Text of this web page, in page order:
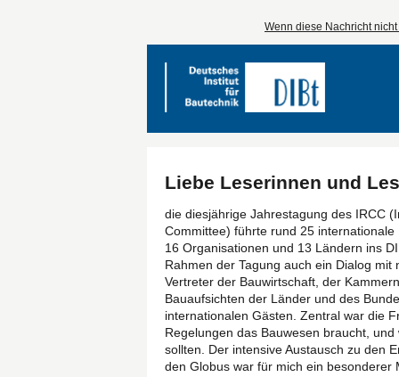
Wenn diese Nachricht
Liebe Leserinnen und
die diesjährige Jahrestagung des IRCC
Committee) führte rund 25
16 Organisationen und 13 Ländern ins
Rahmen der Tagung auch ein Dialog
Vertreter der Bauwirtschaft, der
Bauaufsichten der Länder und des
internationalen Gästen. Zentral war die
Regelungen das Bauwesen braucht,
sollten. Der intensive Austausch zu den
den Globus war für mich ein besonderer